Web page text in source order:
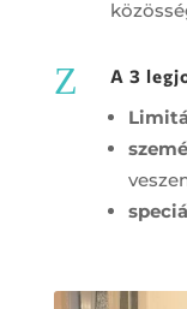
Z A 3